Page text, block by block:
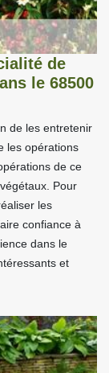
de
le 68500
de les entretenir
les opérations
de ce
Pour
les
confiance à
dans le
et